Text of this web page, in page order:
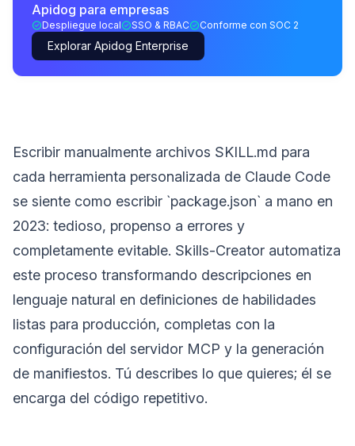
Apidog para empresas
Despliegue local SSO & RBAC Conforme con SOC 2
Explorar Apidog Enterprise
Escribir manualmente archivos SKILL.md para
cada herramienta personalizada de Claude Code
se siente como escribir `package.json` a mano en
2023: tedioso, propenso a errores y
completamente evitable. Skills-Creator automatiza
este proceso transformando descripciones en
lenguaje natural en definiciones de habilidades
listas para producción, completas con la
configuración del servidor MCP y la generación
de manifiestos. Tú describes lo que quieres; él se
encarga del código repetitivo.